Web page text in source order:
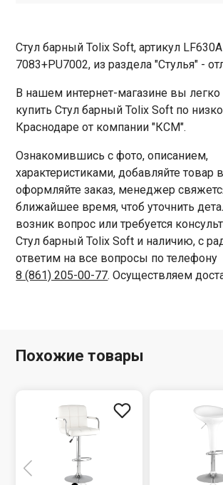
Стул барный Tolix Soft, артикул LF630A
7083+PU7002, из раздела "Стулья" -
В нашем интернет-магазине вы
купить Стул барный Tolix Soft по
Краснодаре от компании "КСМ".
Ознакомившись с фото, описанием,
характеристиками, добавляйте товар
оформляйте заказ, менеджер
ближайшее время, чтоб уточнить
возник вопрос или требуется
Стул барный Tolix Soft и наличию, с
ответим на все вопросы по телефону
8 (861) 205-00-77. Осуществляем
Похожие товары